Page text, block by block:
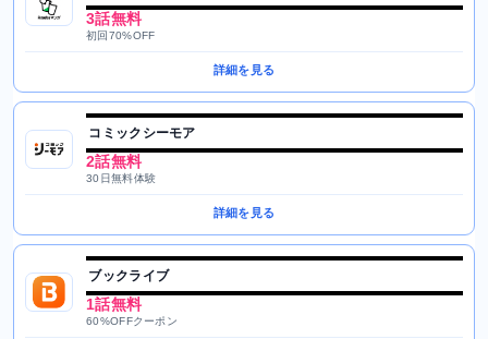
3話無料
初回70%OFF
詳細を見る
コミックシーモア
2話無料
30日無料体験
詳細を見る
ブックライブ
1話無料
60%OFFクーポン